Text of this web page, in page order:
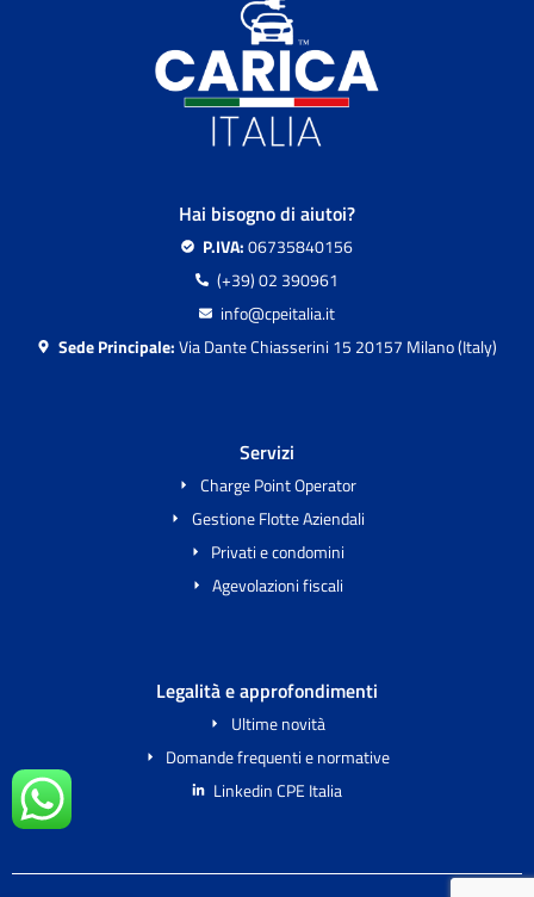
Hai bisogno di aiutoi?
P.IVA:06735840156
(+39) 02 390961
info@cpeitalia.it
Sede Principale:Via Dante Chiasserini 15 20157 Milano (Italy)
Servizi
Charge Point Operator
Gestione Flotte Aziendali
Privati e condomini
Agevolazioni fiscali
Legalità e approfondimenti
Ultime novità
Domande frequenti e normative
Linkedin CPE Italia